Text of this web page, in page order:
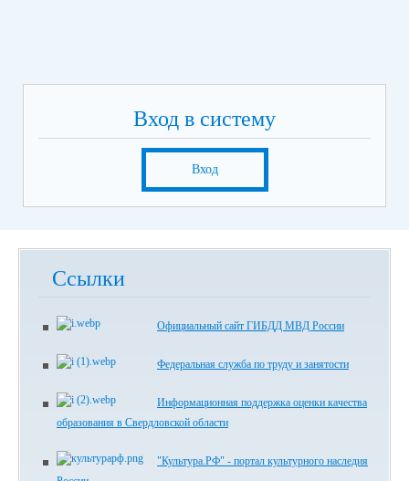
Вход в систему
Вход
Ссылки
Официальный сайт ГИБДД МВД России
Федеральная служба по труду и занятости
Информационная поддержка оценки качества
образования в Свердловской области
"Культура.РФ" - портал культурного наследия